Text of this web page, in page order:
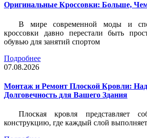
Оригинальные Кроссовки: Больше,
В мире современной моды и
кроссовки давно перестали быть
обувью для занятий спортом
Подробнее
07.08.2026
Монтаж и Ремонт Плоской Кровли:
Долговечность для Вашего Здания
Плоская кровля представляет
конструкцию, где каждый слой